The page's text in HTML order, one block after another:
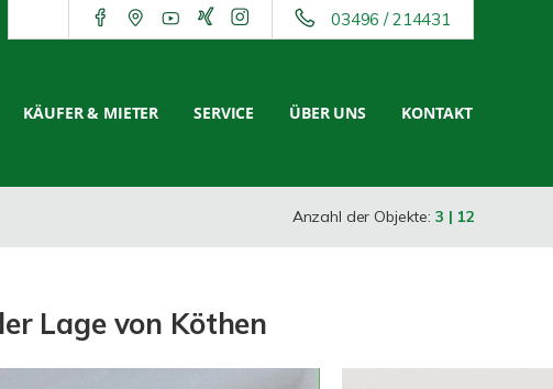
03496 / 214431
KÄUFER & MIETER SERVICE ÜBER UNS KONTAKT
Anzahl der Objekte: 3 | 12
Lage von Köthen